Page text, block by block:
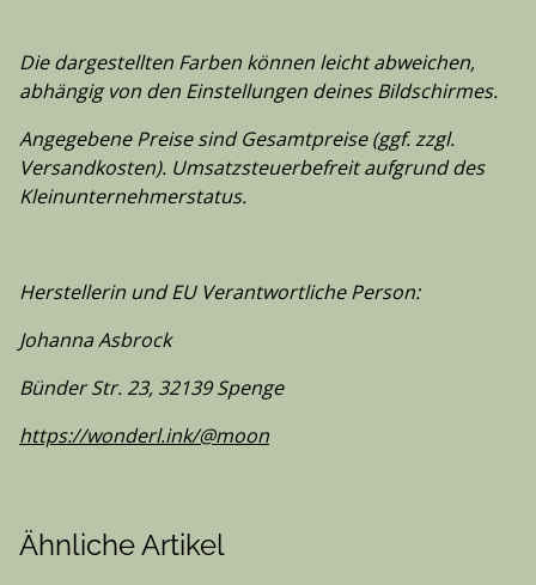
Die dargestellten Farben können leicht abweichen,
abhängig von den Einstellungen deines Bildschirmes.
Angegebene Preise sind Gesamtpreise (ggf. zzgl.
Versandkosten). Umsatzsteuerbefreit aufgrund des
Kleinunternehmerstatus.
Herstellerin und EU Verantwortliche Person:
Johanna Asbrock
Bünder Str. 23, 32139 Spenge
https://wonderl.ink/@moon
Ähnliche Artikel